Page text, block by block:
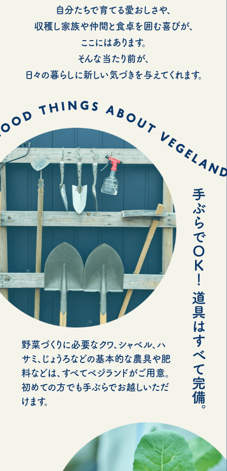
自分たちで育てる愛おしさや、
収穫し家族や仲間と食卓を囲む喜びが、
ここにはあります。
そんな当たり前が、
日々の暮らしに新しい気づきを与えてくれます。
野菜づくりに必要なクワ、シャベル、ハ
サミ、じょうろなどの基本的な農具や肥
料などは、すべてベジランドがご用意。
初めての方でも手ぶらでお越しいただ
けます。